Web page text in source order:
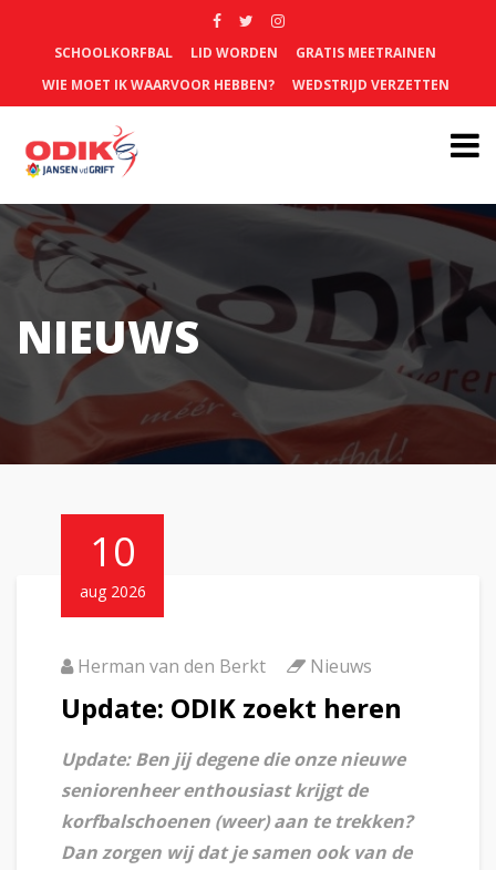
SCHOOLKORFBAL LID WORDEN
GRATIS MEETRAINEN
WIE MOET IK WAARVOOR HEBBEN?
WEDSTRIJD VERZETTEN
NIEUWS
10
aug 2026
Herman van den Berkt Nieuws
Update: ODIK zoekt heren
Update: Ben jij degene die onze nieuwe
seniorenheer enthousiast krijgt de
korfbalschoenen (weer) aan te trekken?
Dan zorgen wij dat je samen ook van de